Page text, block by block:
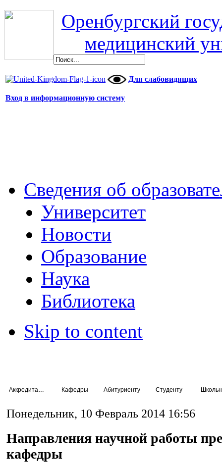
Оренбургский
медицинский
Для слабовидящих
Вход в информационную систему
Сведения об
Университет
Новости
Образование
Наука
Библиотека
Skip to content
Кафедры Абитуриенту Студенту
Понедельник, 10 Февраль 2014 16:56
Направления научной работы
кафедры